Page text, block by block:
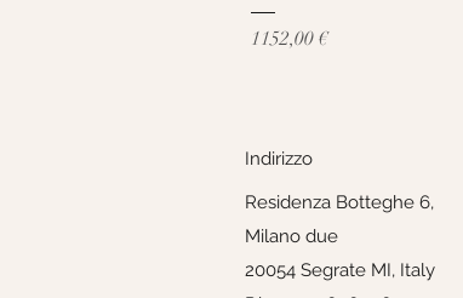
Prezzo
1152,00 €
Indirizzo
Residenza Botteghe 6,
Milano due
20054 Segrate MI, Italy